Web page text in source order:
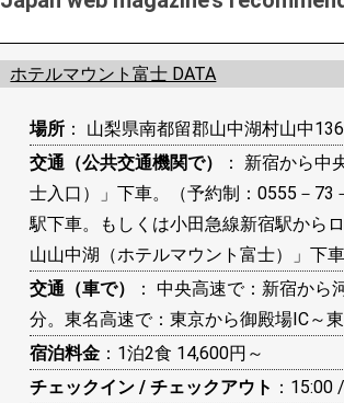
ホテルマウント富士 DATA
場所 ： 山梨県南都留郡山中湖村山中
交通（公共交通機関で）
： 新宿から
士入口）」下車。（予約制：0555－
駅下車。もしくは小田急線新宿駅から
山山中湖（ホテルマウント富士）」下
交通（車で）
： 中央高速で：新宿か
分。東名高速で：東京から御殿場IC～
宿泊料金 ：1泊2食 14,600円～
チェックイン / チェックアウト ：15:00